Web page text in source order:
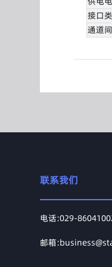
接口
通道
联系我们
电话:029-
邮箱